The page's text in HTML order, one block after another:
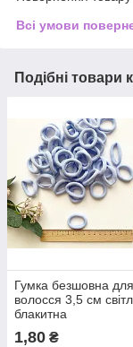
Всі умови
Подібні товари
Гумка безшовна для
волосся 3,5 см
блакитна
1,80 ₴